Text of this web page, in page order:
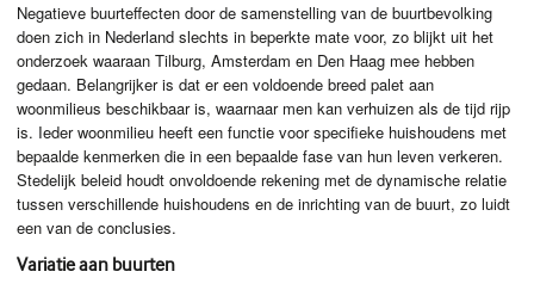
Negatieve buurteffecten door de samenstelling van de buurtbevolking
doen zich in Nederland slechts in beperkte mate voor, zo blijkt uit het
onderzoek waaraan Tilburg, Amsterdam en Den Haag mee hebben
gedaan. Belangrijker is dat er een voldoende breed palet aan
woonmilieus beschikbaar is, waarnaar men kan verhuizen als de tijd rijp
is. Ieder woonmilieu heeft een functie voor specifieke huishoudens met
bepaalde kenmerken die in een bepaalde fase van hun leven verkeren.
Stedelijk beleid houdt onvoldoende rekening met de dynamische relatie
tussen verschillende huishoudens en de inrichting van de buurt, zo luidt
een van de conclusies.
Variatie aan buurten